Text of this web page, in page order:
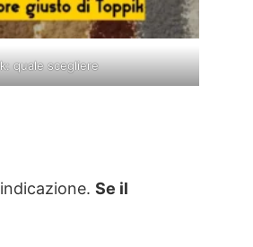
quale scegliere
Se il